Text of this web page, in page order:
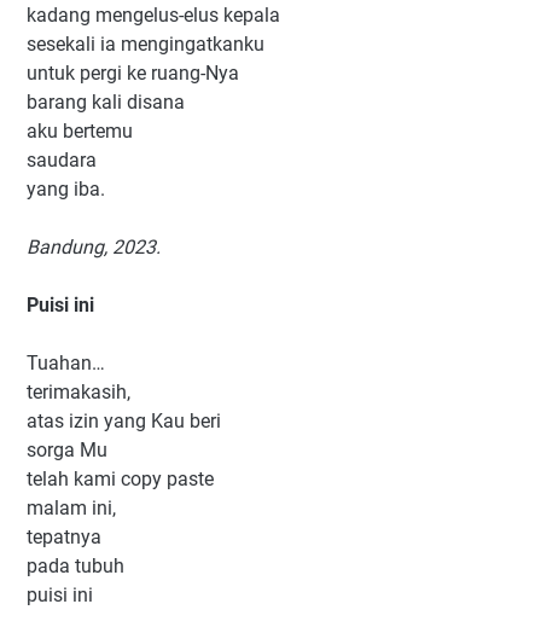
kadang mengelus-elus kepala
sesekali ia mengingatkanku
untuk pergi ke ruang-Nya
barang kali disana
aku bertemu
saudara
yang iba.
Bandung, 2023.
Puisi ini
Tuahan…
terimakasih,
atas izin yang Kau beri
sorga Mu
telah kami copy paste
malam ini,
tepatnya
pada tubuh
puisi ini